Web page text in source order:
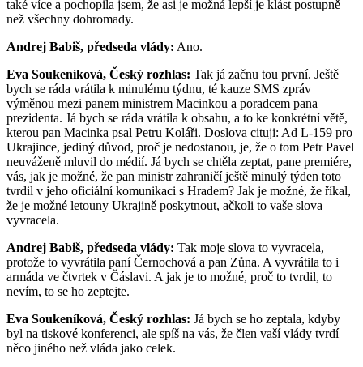
také více a pochopila jsem, že asi je možná lepší je klást postupně
než všechny dohromady.
Andrej Babiš, předseda vlády: Ano.
Eva Soukeníková, Český rozhlas: Tak já začnu tou první. Ještě
bych se ráda vrátila k minulému týdnu, té kauze SMS zpráv
výměnou mezi panem ministrem Macinkou a poradcem pana
prezidenta. Já bych se ráda vrátila k obsahu, a to ke konkrétní větě,
kterou pan Macinka psal Petru Koláři. Doslova cituji: Ad L-159 pro
Ukrajince, jediný důvod, proč je nedostanou, je, že o tom Petr Pavel
neuváženě mluvil do médií. Já bych se chtěla zeptat, pane premiére,
vás, jak je možné, že pan ministr zahraničí ještě minulý týden toto
tvrdil v jeho oficiální komunikaci s Hradem? Jak je možné, že říkal,
že je možné letouny Ukrajině poskytnout, ačkoli to vaše slova
vyvracela.
Andrej Babiš, předseda vlády: Tak moje slova to vyvracela,
protože to vyvrátila paní Černochová a pan Zůna. A vyvrátila to i
armáda ve čtvrtek v Čáslavi. A jak je to možné, proč to tvrdil, to
nevím, to se ho zeptejte.
Eva Soukeníková, Český rozhlas: Já bych se ho zeptala, kdyby
byl na tiskové konferenci, ale spíš na vás, že člen vaší vlády tvrdí
něco jiného než vláda jako celek.